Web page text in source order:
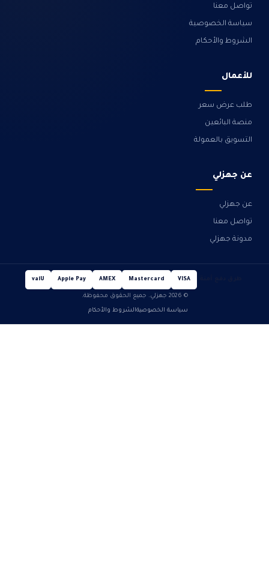
تواصل معنا
سياسة الخصوصية
الشروط والأحكام
للأعمال
طلب عرض سعر
منصة البائعين
التسويق بالعمولة
عن جهزلي
عن جهزلي
تواصل معنا
مدونة جهزلي
VISA
Mastercard
AMEX
Apple Pay
valU
© 2026 جهزلي. جميع الحقوق محفوظة.
سياسة الخصوصيةالشروط والأحكام